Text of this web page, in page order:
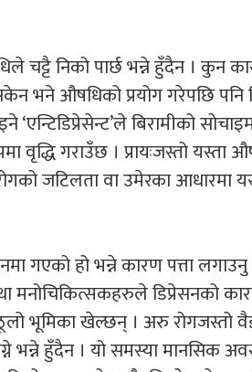
चट्टै निको पार्छ भन्ने हुँदैन । कुन
भने औषधिको प्रयोग गरेपछि पनि
‘एन्टिडिप्रेसेन्ट’ले बिरामीको
वृद्धि गराउँछ । प्रायःजस्तो यस्ता
जटिलता वा उमेरका
गएको हो भन्ने कारण पत्ता
मनोचिकित्सकहरुले डिप्रेसनको
भूमिका खेल्छन् । अरु रोगजस्तो
भन्ने हुँदैन । यो समस्या मानसिक